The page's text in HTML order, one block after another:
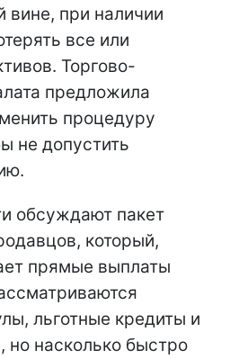
вине, при наличии
все или
Торгово-
предложила
процедуру
не допустить
обсуждают пакет
который,
прямые выплаты
льготные кредиты и
но насколько быстро